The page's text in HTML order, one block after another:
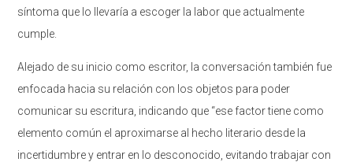
síntoma que lo llevaría a escoger la labor que actualmente
cumple.
Alejado de su inicio como escritor, la conversación también fue
enfocada hacia su relación con los objetos para poder
comunicar su escritura, indicando que “ese factor tiene como
elemento común el aproximarse al hecho literario desde la
incertidumbre y entrar en lo desconocido, evitando trabajar con